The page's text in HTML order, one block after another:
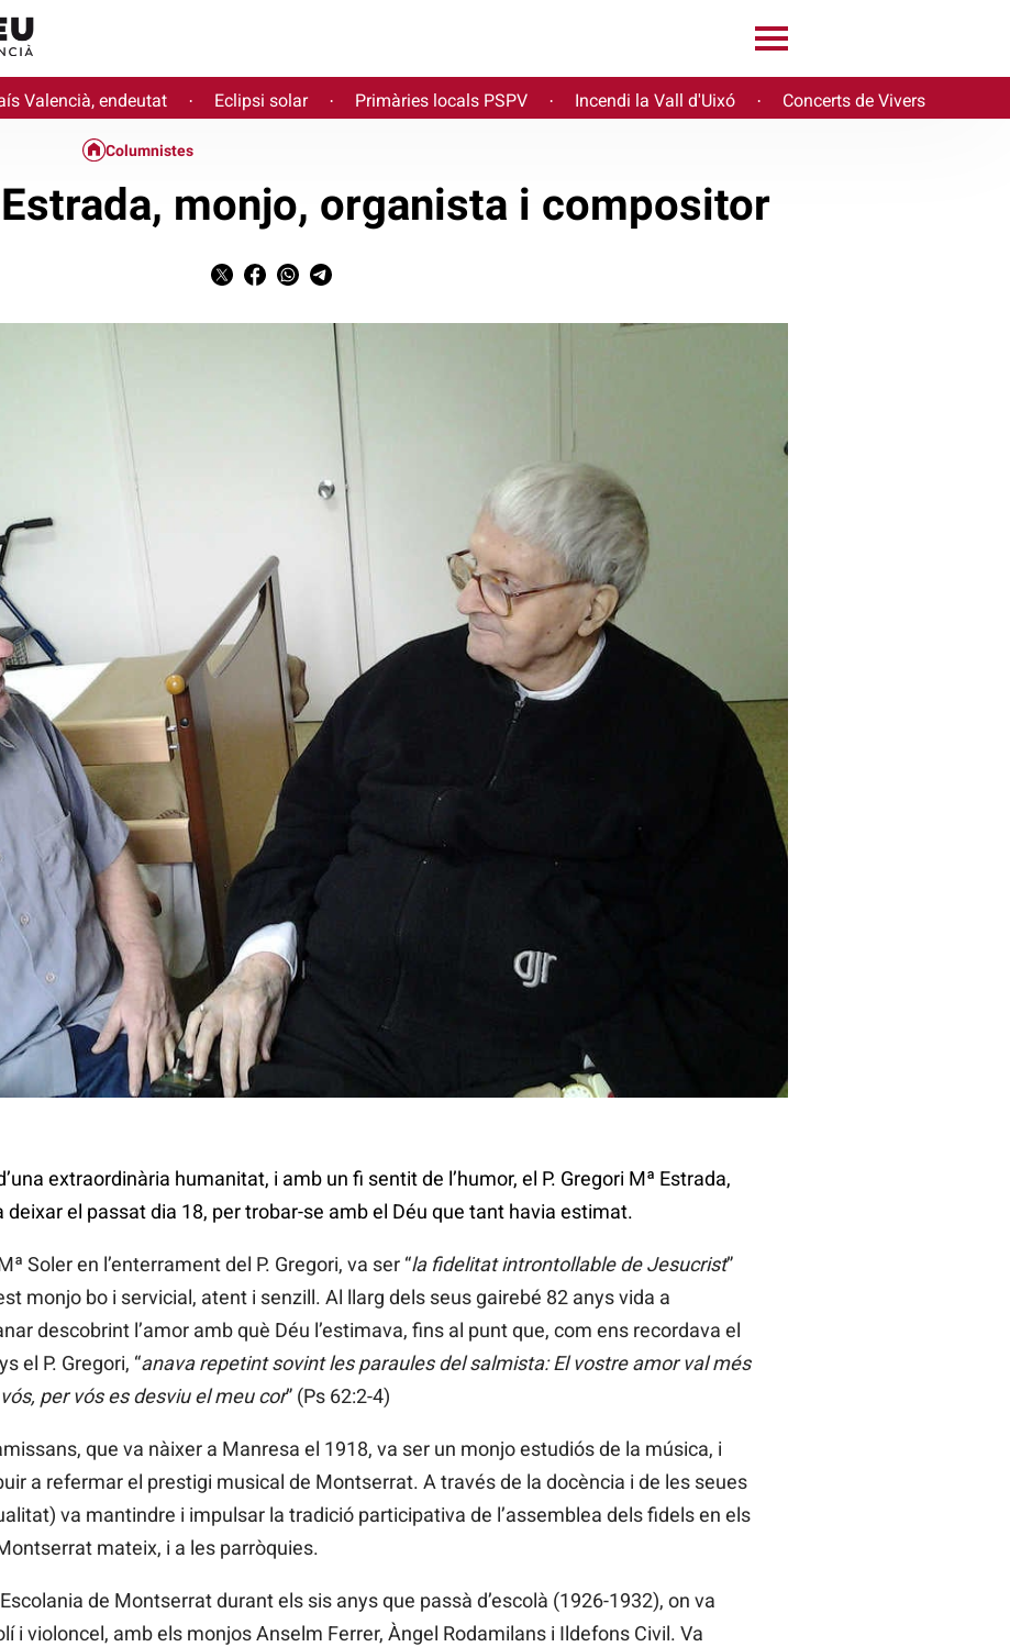
Valencià, endeutat · Eclipsi solar · Primàries locals PSPV · Incendi la Vall d'Uixó · Concerts de Vivers
Miquel Bausset
Columnistes
monjo, organista i compositor
extraordinària humanitat, i amb un fi sentit de l’humor, el P. Gregori Mª Estrada,
el passat dia 18, per trobar-se amb el Déu que tant havia estimat.
Soler en l’enterrament del P. Gregori, va ser “la fidelitat introntollable de Jesucrist”
monjo bo i servicial, atent i senzill. Al llarg dels seus gairebé 82 anys vida a
descobrint l’amor amb què Déu l’estimava, fins al punt que, com ens recordava el
el P. Gregori, “anava repetint sovint les paraules del salmista: El vostre amor val més
per vós es desviu el meu cor” (Ps 62:2-4)
que va nàixer a Manresa el 1918, va ser un monjo estudiós de la música, i
a refermar el prestigi musical de Montserrat. A través de la docència i de les seues
va mantindre i impulsar la tradició participativa de l’assemblea dels fidels en els
mateix, i a les parròquies.
de Montserrat durant els sis anys que passà d’escolà (1926-1932), on va
i violoncel, amb els monjos Anselm Ferrer, Àngel Rodamilans i Ildefons Civil. Va